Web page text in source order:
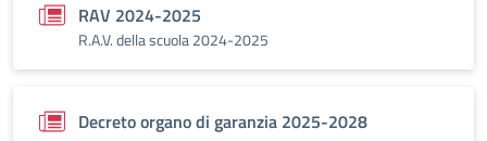
RAV 2024-2025
R.A.V. della scuola 2024-2025
Decreto organo di garanzia 2025-2028